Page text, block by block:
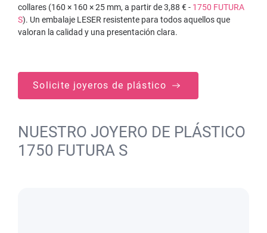
collares (160 × 160 × 25 mm, a partir de 3,88 € - 1750 FUTURA
S). Un embalaje LESER resistente para todos aquellos que
valoran la calidad y una presentación clara.
Solicite joyeros de plástico
NUESTRO JOYERO DE PLÁSTICO
1750 FUTURA S